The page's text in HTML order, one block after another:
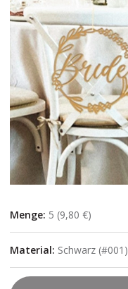
Menge: 5 (9,80 €)
Material: Schwarz (#001)